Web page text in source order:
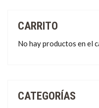
CARRITO
No hay productos en el
CATEGORÍAS